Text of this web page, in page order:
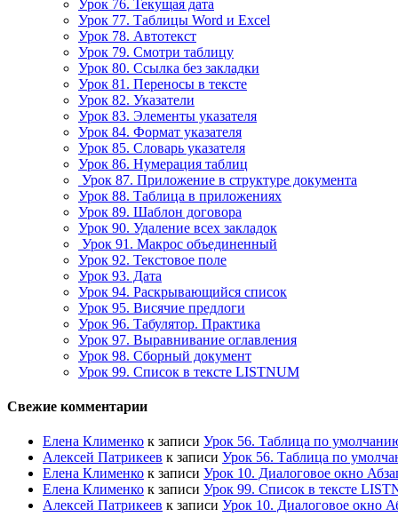
Урок 76. Текущая дата
Урок 77. Таблицы Word и Excel
Урок 78. Автотекст
Урок 79. Смотри таблицу
Урок 80. Ссылка без закладки
Урок 81. Переносы в тексте
Урок 82. Указатели
Урок 83. Элементы указателя
Урок 84. Формат указателя
Урок 85. Словарь указателя
Урок 86. Нумерация таблиц
Урок 87. Приложение в структуре документа
Урок 88. Таблица в приложениях
Урок 89. Шаблон договора
Урок 90. Удаление всех закладок
Урок 91. Макрос объединенный
Урок 92. Текстовое поле
Урок 93. Дата
Урок 94. Раскрывающийся список
Урок 95. Висячие предлоги
Урок 96. Табулятор. Практика
Урок 97. Выравнивание оглавления
Урок 98. Сборный документ
Урок 99. Список в тексте LISTNUM
Свежие комментарии
Елена Клименко к записи Урок 56. Таблица по
Алексей Патрикеев к записи Урок 56. Таблица по
Елена Клименко к записи Урок 10. Диалоговое окно
Елена Клименко к записи Урок 99. Список в тексте
Алексей Патрикеев к записи Урок 10. Диалоговое окно